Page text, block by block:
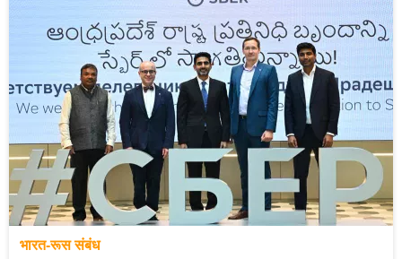
भारत-रूस संबंध